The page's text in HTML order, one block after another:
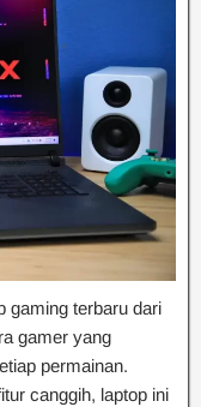
gaming terbaru dari
gamer yang
permainan.
canggih, laptop ini